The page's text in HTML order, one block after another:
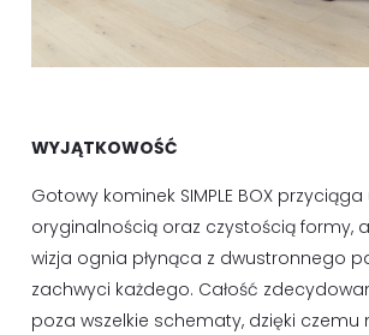
WYJĄTKOWOŚĆ
Gotowy kominek SIMPLE BOX
oryginalnością oraz czystością formy,
wizja ognia płynąca z dwustronnego
zachwyci każdego. Całość
poza wszelkie schematy, dzięki czemu